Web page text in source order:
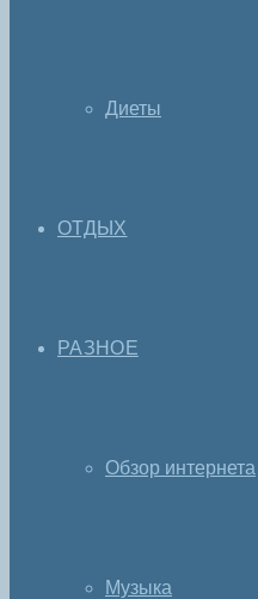
Диеты
ОТДЫХ
РАЗНОЕ
Обзор интернета
Музыка